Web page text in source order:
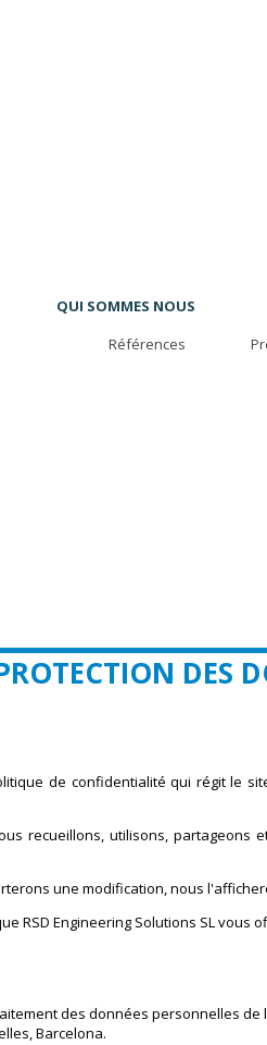
QUI SOMMES NOUS
Références
DES
de confidentialité qui régit le
recueillons, utilisons,
une modification, nous
RSD Engineering Solutions SL vous
des données personnelles
Barcelona.